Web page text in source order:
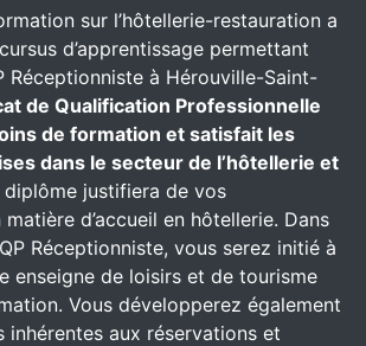
sur l’hôtellerie-restauration a
d’apprentissage permettant
Réceptionniste à Hérouville-Saint-
de Qualification Professionnelle
de formation et satisfait les
dans le secteur de l’hôtellerie et
diplôme justifiera de vos
d’accueil en hôtellerie. Dans
Réceptionniste, vous serez initié à
enseigne de loisirs et de tourisme
Vous développerez également
inhérentes aux réservations et